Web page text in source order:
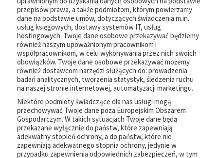
przepisów prawa, a także podmiotom, którym powierzamy
dane na podstawie umów, dotyczących świadczenia m.in.
usług księgowych, dostawy systemów IT, usług
hostingowych. Twoje dane osobowe przekazywać będziemy
również naszym upoważnionym pracownikom i
współpracownikom, w celu wykonywania przez nich swoich
obowiązków. Twoje dane osobowe przekazywać możemy
również dostawcom narzędzi służących do: prowadzenia
badań analitycznych, tworzenia statystyk, śledzenia ruchu
na naszej stronie internetowej, automatyzacji marketingu.
Niektóre podmioty świadczące dla nas usługi mogą
przechowywać Twoje dane poza Europejskim Obszarem
Gospodarczym. W takich sytuacjach Twoje dane będą
przekazane wyłącznie do państw, które zapewniają
adekwatny stopień ochrony, a do państw, które nie
zapewniają adekwatnego stopnia ochrony, jedynie w
przypadku zapewnienia odpowiednich zabezpieczeń, w tym